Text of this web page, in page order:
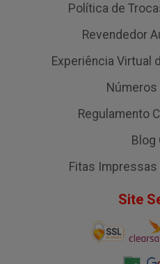
Política de
Revendedor
Experiência Virtual
Números
Regulamento
Blog
Fitas
Site